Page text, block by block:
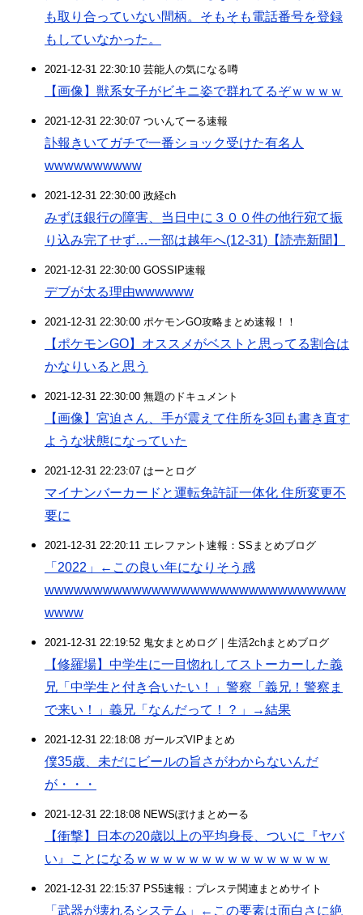
も取り合っていない間柄。そもそも電話番号を登録
もしていなかった。
2021-12-31 22:30:10 芸能人の気になる噂
【画像】獣系女子がビキニ姿で群れてるぞｗｗｗｗ
2021-12-31 22:30:07 ついんてーる速報
訃報きいてガチで一番ショック受けた有名人
wwwwwwwwww
2021-12-31 22:30:00 政経ch
みずほ銀行の障害、当日中に３００件の他行宛て振
り込み完了せず…一部は越年へ(12-31)【読売新聞】
2021-12-31 22:30:00 GOSSIP速報
デブが太る理由wwwwww
2021-12-31 22:30:00 ポケモンGO攻略まとめ速報！！
【ポケモンGO】オススメがベストと思ってる割合は
かなりいると思う
2021-12-31 22:30:00 無題のドキュメント
【画像】宮迫さん、手が震えて住所を3回も書き直す
ような状態になっていた
2021-12-31 22:23:07 はーとログ
マイナンバーカードと運転免許証一体化 住所変更不
要に
2021-12-31 22:20:11 エレファント速報：SSまとめブログ
「2022」←この良い年になりそう感
wwwwwwwwwwwwwwwwwwwwwwwwwwwwwww
wwww
2021-12-31 22:19:52 鬼女まとめログ｜生活2chまとめブログ
【修羅場】中学生に一目惚れしてストーカーした義
兄「中学生と付き合いたい！」警察「義兄！警察ま
で来い！」義兄「なんだって！？」→結果
2021-12-31 22:18:08 ガールズVIPまとめ
僕35歳、未だにビールの旨さがわからないんだ
が・・・
2021-12-31 22:18:08 NEWSぽけまとめーる
【衝撃】日本の20歳以上の平均身長、ついに『ヤバ
い』ことになるｗｗｗｗｗｗｗｗｗｗｗｗｗｗｗ
2021-12-31 22:15:37 PS5速報：プレステ関連まとめサイト
「武器が壊れるシステム」←この要素は面白さに絶